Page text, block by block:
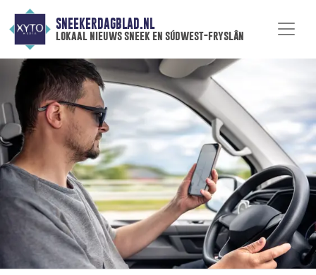
SNEEKERDAGBLAD.NL
lokaal nieuws sneek en súdwest-fryslân